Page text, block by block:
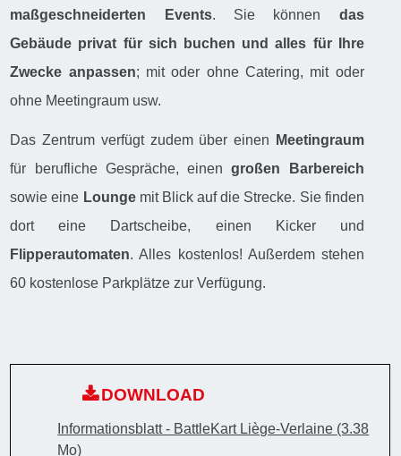
maßgeschneiderten Events. Sie können das
Gebäude privat für sich buchen und alles für Ihre
Zwecke anpassen; mit oder ohne Catering, mit oder
ohne Meetingraum usw.
Das Zentrum verfügt zudem über einen
Meetingraum
für berufliche Gespräche, einengroßen Barbereich
sowie eine Loungemit Blick auf die Strecke. Sie finden
dort eine Dartscheibe, einen Kicker und
Flipperautomaten. Alles kostenlos! Außerdem stehen
60 kostenlose Parkplätze zur Verfügung.
DOWNLOAD
Informationsblatt - BattleKart Liège-Verlaine (3.38
Mo)